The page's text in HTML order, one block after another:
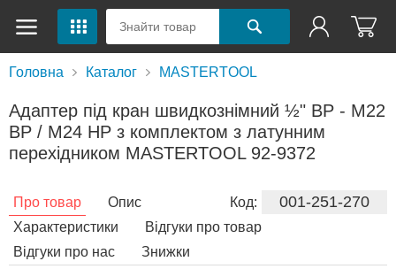
Головна Каталог MASTERTOOL
Адаптер під кран швидкознімний ½" ВР - M22
ВР / M24 НР з комплектом з латунним
перехідником MASTERTOOL 92-9372
Код: 001-251-270
Про товар
Опис
Характеристики
Відгуки про товар
Відгуки про нас
Знижки